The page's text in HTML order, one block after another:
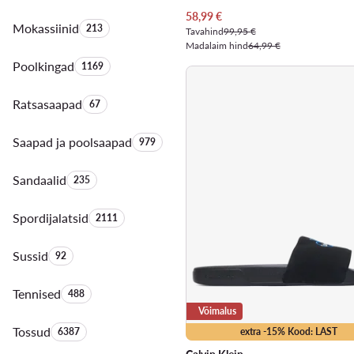
MokassiinidToodete arv:
213
PoolkingadToodete arv:
1169
RatsasaapadToodete arv:
67
Saapad ja poolsaapadToodete arv:
979
SandaalidToodete arv:
235
SpordijalatsidToodete arv:
2111
SussidToodete arv:
92
TennisedToodete arv:
488
TossudToodete arv:
6387
Praegune hind
58,99€
Tavahind99,95 €
Madalaim hind64,99 €
extra -15% Kood: LAST
Võimalus